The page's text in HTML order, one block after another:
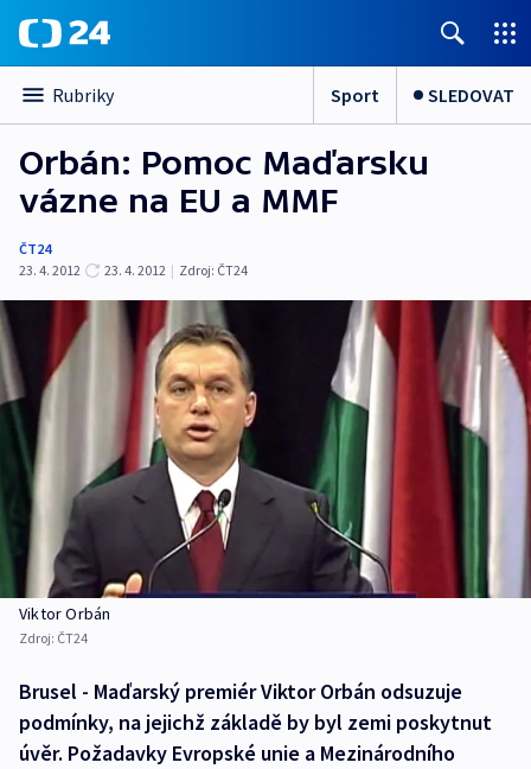
Rubriky Sport SLEDOVAT
Orbán: Pomoc Maďarsku
vázne na EU a MMF
ČT24
23. 4. 2012
23. 4. 2012 | Zdroj: ČT24
Viktor Orbán
Zdroj: ČT24
Brusel - Maďarský premiér Viktor Orbán odsuzuje
podmínky, na jejichž základě by byl zemi poskytnut
úvěr. Požadavky Evropské unie a Mezinárodního